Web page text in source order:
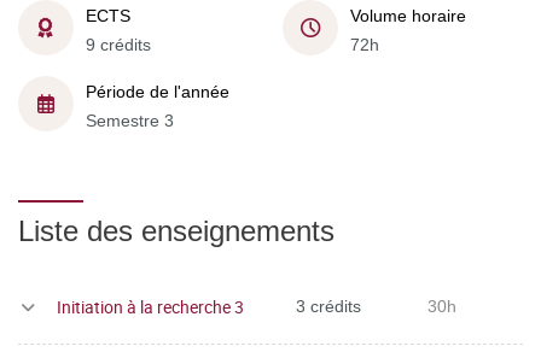
ECTS
9 crédits
Volume horaire
72h
Période de l'année
Semestre 3
Liste des enseignements
Initiation à la recherche 3 3 crédits 30h